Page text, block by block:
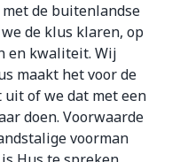
de buitenlandse
de klus klaren, op
en kwaliteit. Wij
maakt het voor de
of we dat met een
doen. Voorwaarde
voorman